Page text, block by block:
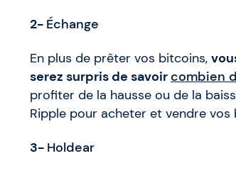
2- Échange
En plus de prêter vos bitcoins,
serez surpris de savoircombien
profiter de la hausse ou de la
Ripple pour acheter et vendre
3- Holdear